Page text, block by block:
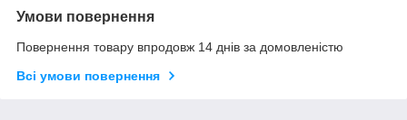
Умови повернення
Повернення товару впродовж 14 днів за домовленістю
Всі умови повернення